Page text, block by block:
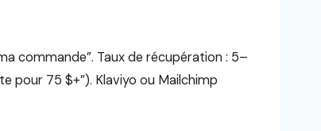
commande”. Taux de récupération : 5–
pour 75 $+”). Klaviyo ou Mailchimp